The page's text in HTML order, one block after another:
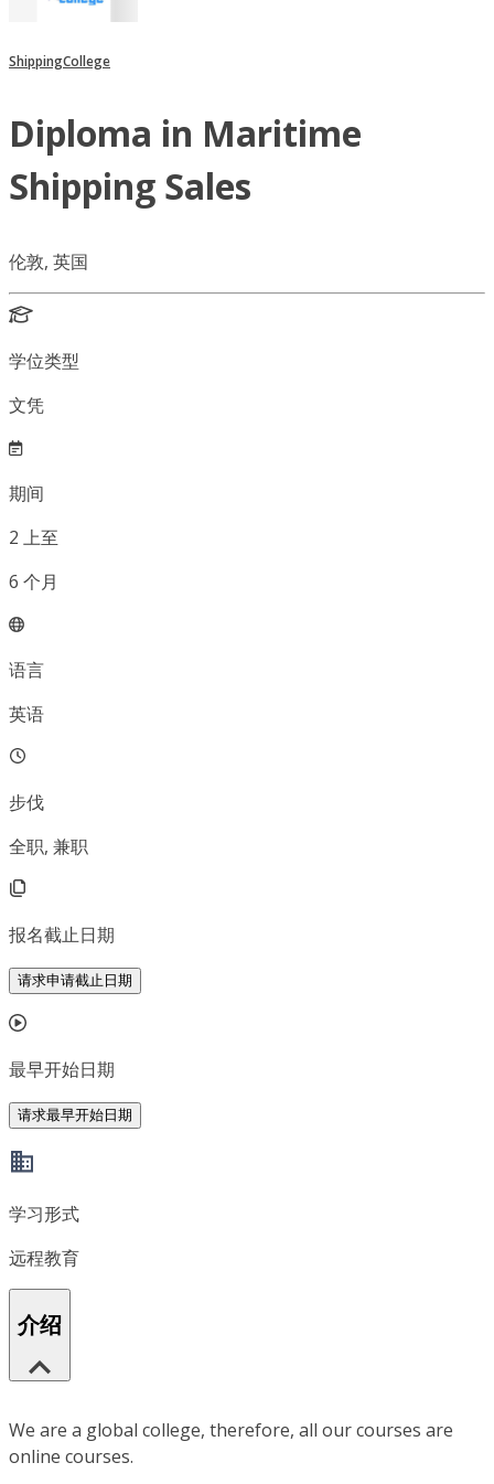
ShippingCollege
Diploma in Maritime
Shipping Sales
伦敦, 英国
学位类型
文凭
期间
2 上至
6 个月
语言
英语
步伐
全职, 兼职
报名截止日期
请求申请截止日期
最早开始日期
请求最早开始日期
学习形式
远程教育
介绍
We are a global college, therefore, all our courses are
online courses.